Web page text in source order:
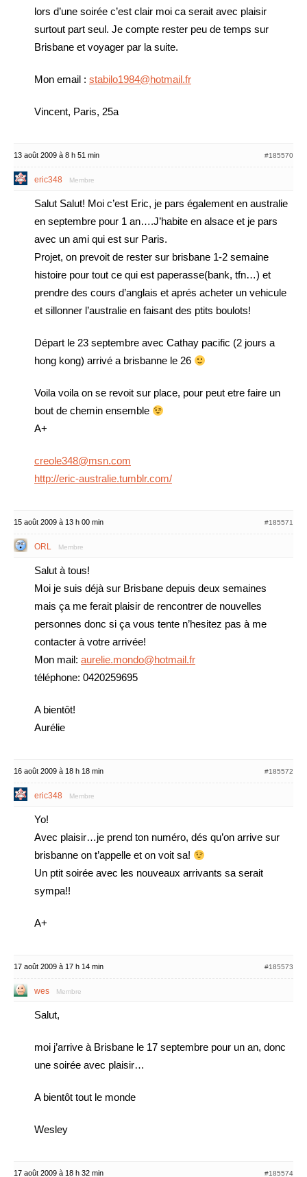
lors d’une soirée c’est clair moi ca serait avec plaisir
surtout part seul. Je compte rester peu de temps sur
Brisbane et voyager par la suite.
Mon email : stabilo1984@hotmail.fr
Vincent, Paris, 25a
13 août 2009 à 8 h 51 min #185570
eric348 Membre
Salut Salut! Moi c’est Eric, je pars également en australie
en septembre pour 1 an….J’habite en alsace et je pars
avec un ami qui est sur Paris.
Projet, on prevoit de rester sur brisbane 1-2 semaine
histoire pour tout ce qui est paperasse(bank, tfn…) et
prendre des cours d’anglais et aprés acheter un vehicule
et sillonner l’australie en faisant des ptits boulots!
Départ le 23 septembre avec Cathay pacific (2 jours a
hong kong) arrivé a brisbanne le 26
Voila voila on se revoit sur place, pour peut etre faire un
bout de chemin ensemble
A+
creole348@msn.com
http://eric-australie.tumblr.com/
15 août 2009 à 13 h 00 min #185571
ORL Membre
Salut à tous!
Moi je suis déjà sur Brisbane depuis deux semaines
mais ça me ferait plaisir de rencontrer de nouvelles
personnes donc si ça vous tente n’hesitez pas à me
contacter à votre arrivée!
Mon mail: aurelie.mondo@hotmail.fr
téléphone: 0420259695
A bientôt!
Aurélie
16 août 2009 à 18 h 18 min #185572
eric348 Membre
Yo!
Avec plaisir…je prend ton numéro, dés qu’on arrive sur
brisbanne on t’appelle et on voit sa!
Un ptit soirée avec les nouveaux arrivants sa serait
sympa!!
A+
17 août 2009 à 17 h 14 min #185573
wes Membre
Salut,
moi j’arrive à Brisbane le 17 septembre pour un an, donc
une soirée avec plaisir…
A bientôt tout le monde
Wesley
17 août 2009 à 18 h 32 min #185574